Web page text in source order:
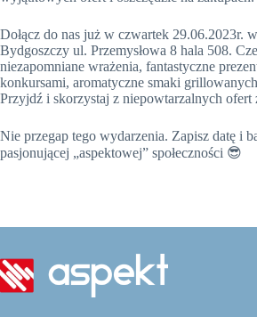
Dołącz do nas już w czwartek 29.06.2023r.
Bydgoszczy ul. Przemysłowa 8 hala 508.
niezapomniane wrażenia, fantastyczne
konkursami, aromatyczne smaki
Przyjdź i skorzystaj z niepowtarzalnych ofert
Nie przegap tego wydarzenia. Zapisz datę i
pasjonującej „aspektowej” społeczności 😎